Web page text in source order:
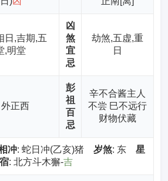
日,吉期,五
,明堂
凶
煞
宜
忌
劫煞,五虚,重
日
正西
彭
祖
百
忌
辛不合酱主人
不尝 巳不远行
财物伏藏
冲: 蛇日冲(乙亥)猪 岁煞: 东 星
宿: 北方斗木獬-吉